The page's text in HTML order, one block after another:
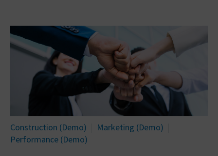
Construction (Demo)
Marketing (Demo)
Performance (Demo)